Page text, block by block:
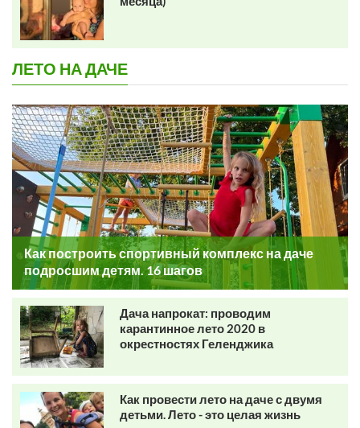
ЛЕТО НА ДАЧЕ
Как построить спортивный комплекс на даче
подросшим детям. 16 шагов
Дача напрокат: проводим
карантинное лето 2020 в
окрестностях Геленджика
Как провести лето на даче с двумя
детьми. Лето - это целая жизнь